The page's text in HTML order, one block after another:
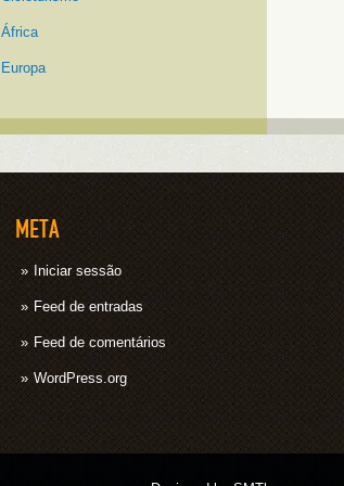
África
Europa
META
Iniciar sessão
Feed de entradas
Feed de comentários
WordPress.org